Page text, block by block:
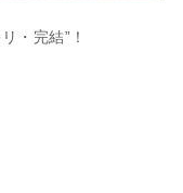
・完結”！